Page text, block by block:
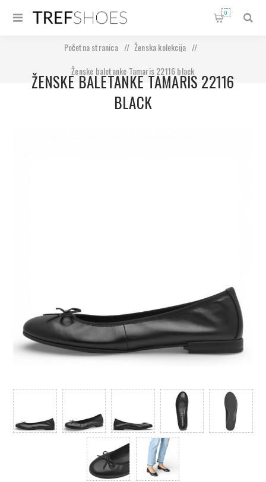
0
Početna stranica / Ženska kolekcija
/
Ženske baletanke Tamaris 22116 black
ŽENSKE BALETANKE TAMARIS 22116
BLACK